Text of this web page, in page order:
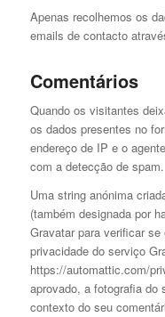
Apenas recolhemos os
emails de contacto
Comentários
Quando os visitantes
os dados presentes no
endereço de IP e o
com a detecção de spam.
Uma string anónima
(também designada por
Gravatar para verificar
privacidade do serviço
https://automattic.com/
aprovado, a fotografia
contexto do seu